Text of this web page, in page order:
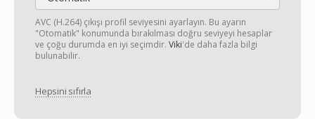
AVC (H.264) çıkışı profil seviyesini ayarlayın. Bu ayarın
"Otomatik" konumunda bırakılması doğru seviyeyi hesaplar
ve çoğu durumda en iyi seçimdir. Viki'de daha fazla bilgi
bulunabilir.
Hepsini sıfırla